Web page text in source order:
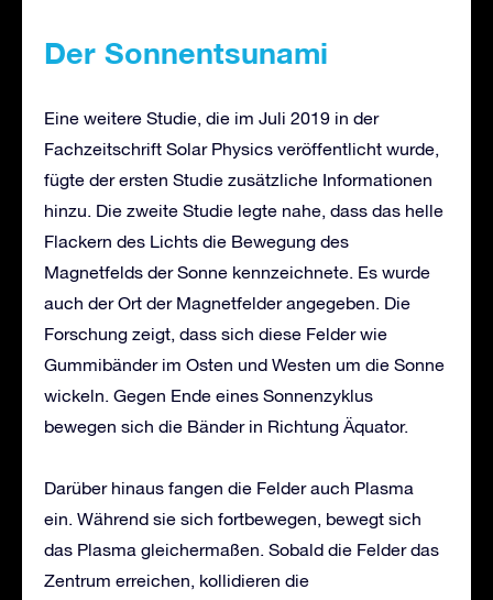
Der Sonnentsunami
Eine weitere Studie, die im Juli 2019 in der
Fachzeitschrift Solar Physics veröffentlicht wurde,
fügte der ersten Studie zusätzliche Informationen
hinzu. Die zweite Studie legte nahe, dass das helle
Flackern des Lichts die Bewegung des
Magnetfelds der Sonne kennzeichnete. Es wurde
auch der Ort der Magnetfelder angegeben. Die
Forschung zeigt, dass sich diese Felder wie
Gummibänder im Osten und Westen um die Sonne
wickeln. Gegen Ende eines Sonnenzyklus
bewegen sich die Bänder in Richtung Äquator.
Darüber hinaus fangen die Felder auch Plasma
ein. Während sie sich fortbewegen, bewegt sich
das Plasma gleichermaßen. Sobald die Felder das
Zentrum erreichen, kollidieren die